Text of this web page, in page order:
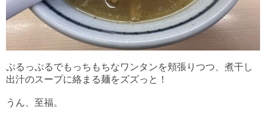
ぷるっぷるでもっちもちなワンタンを頬張りつつ、煮干し
出汁のスープに絡まる麺をズズっと！
うん、至福。